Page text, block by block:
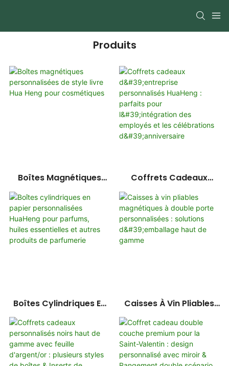
Produits
Boîtes Magnétiques
Personnalisées De Style
Livre Hua Heng Pour
Cosmétiques
Coffrets Cadeaux
Personnalisés HuaHeng :
Parfaits Pour
L'intégration Des
Employés Et Les
Célébrations
Boîtes Cylindriques En
Papier Personnalisées
HuaHeng Pour Parfums,
Huiles Essentielles Et
Autres Produits De
Parfumerie
Caisses À Vin Pliables
Magnétiques À Double
Porte Personnalisées :
Solutions D'emballage
Haut De Gamme